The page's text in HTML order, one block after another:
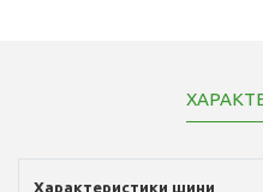
Характеристики шини